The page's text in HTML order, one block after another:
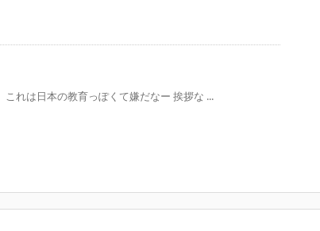
れは日本の教育っぽくて嫌だなー 挨拶な ...